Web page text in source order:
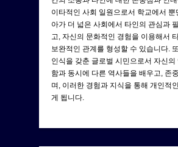
이타적인 사회 일원으로서 학교에서 뿐
아가 더 넓은 사회에서 타인의 관심과
고, 자신의 문화적인 경험을 이용해서
보완적인 관계를 형성할 수 있습니다.
인식을 갖춘 글로벌 시민으로서 자신의
함과 동시에 다른 역사들을 배우고, 존
며, 이러한 경험과 지식을 통해 개인적
게 됩니다.